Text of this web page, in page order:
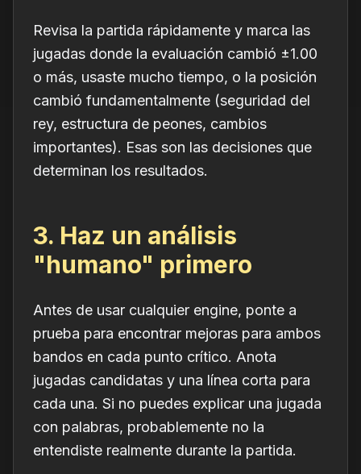
Revisa la partida rápidamente y marca las
jugadas donde la evaluación cambió ±1.00
o más, usaste mucho tiempo, o la posición
cambió fundamentalmente (seguridad del
rey, estructura de peones, cambios
importantes). Esas son las decisiones que
determinan los resultados.
3. Haz un análisis
"humano" primero
Antes de usar cualquier engine, ponte a
prueba para encontrar mejoras para ambos
bandos en cada punto crítico. Anota
jugadas candidatas y una línea corta para
cada una. Si no puedes explicar una jugada
con palabras, probablemente no la
entendiste realmente durante la partida.